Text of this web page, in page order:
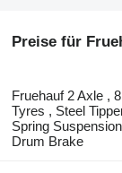
Preise für
Fruehauf 2 Axle , 8
Tyres , Steel
Spring
Drum Brake